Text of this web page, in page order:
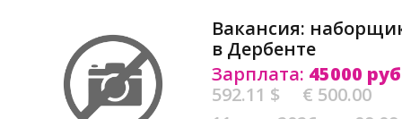
Вакансия:
в Дербенте
Зарплата: 45000
592.11 $
€ 500.00